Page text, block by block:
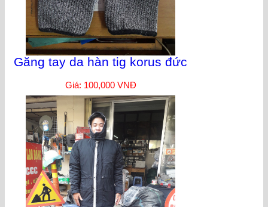
Găng tay da hàn tig korus đức
Giá: 100,000 VNĐ